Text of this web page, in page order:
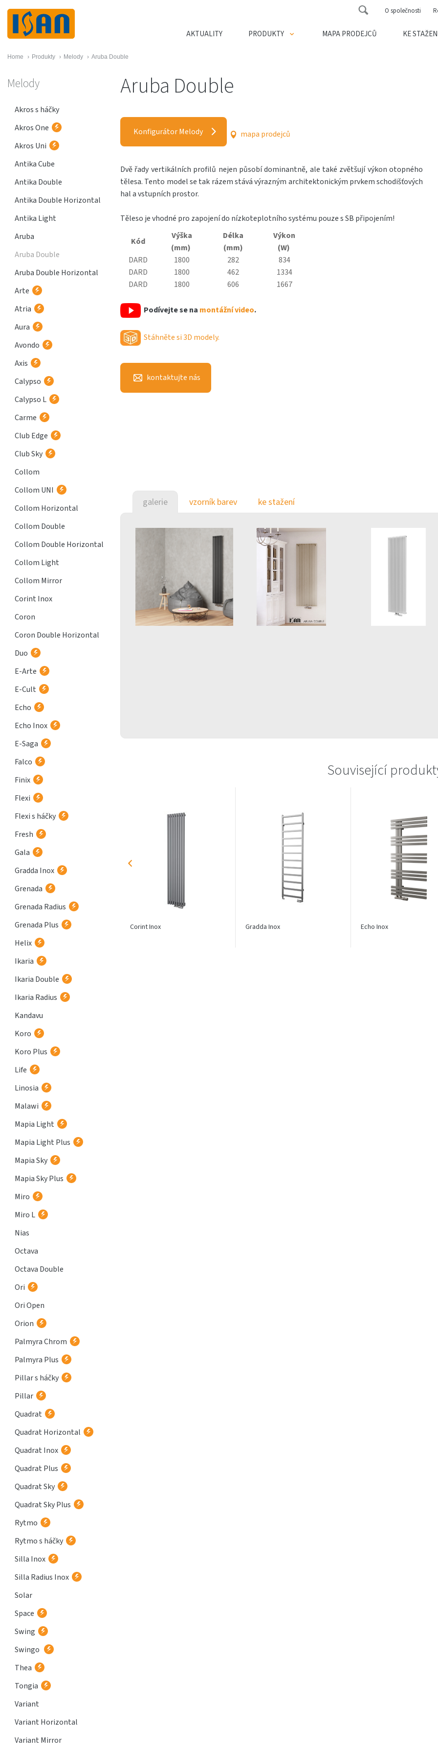
O společnosti
AKTUALITY PRODUKTY MAPA PRODEJCŮ KE
Home › Produkty › Melody › Aruba Double
Melody
Akros s háčky
Akros One
Akros Uni
Antika Cube
Antika Double
Antika Double Horizontal
Antika Light
Aruba
Aruba Double
Aruba Double Horizontal
Arte
Atria
Aura
Avondo
Axis
Calypso
Calypso L
Carme
Club Edge
Club Sky
Collom
Collom UNI
Collom Horizontal
Collom Double
Collom Double Horizontal
Collom Light
Collom Mirror
Corint Inox
Coron
Coron Double Horizontal
Duo
E-Arte
E-Cult
Echo
Echo Inox
E-Saga
Falco
Finix
Flexi
Flexi s háčky
Fresh
Gala
Gradda Inox
Grenada
Grenada Radius
Grenada Plus
Helix
Ikaria
Ikaria Double
Ikaria Radius
Kandavu
Koro
Koro Plus
Life
Linosia
Malawi
Mapia Light
Mapia Light Plus
Mapia Sky
Mapia Sky Plus
Miro
Miro L
Nias
Octava
Octava Double
Ori
Ori Open
Orion
Palmyra Chrom
Palmyra Plus
Pillar s háčky
Pillar
Quadrat
Quadrat Horizontal
Quadrat Inox
Quadrat Plus
Quadrat Sky
Quadrat Sky Plus
Rytmo
Rytmo s háčky
Silla Inox
Silla Radius Inox
Solar
Space
Swing
Swingo
Thea
Tongia
Variant
Variant Horizontal
Variant Mirror
Aruba Double
Konfigurátor Melody mapa prodejců
Dvě řady vertikálních profilů nejen působí dominantně, ale také zvětšují výkon otopného
tělesa. Tento model se tak rázem stává výrazným architektonickým prvkem schodišťových
hal a vstupních prostor.
Těleso je vhodné pro zapojení do nízkoteplotního systému pouze s SB připojením!
Kód
Výška
(mm)
Délka
(mm)
Výkon
(W)
DARD
1800 282
834
DARD
1800 462
1334
DARD
1800 606 1667
Podívejte se na montážní video.
Stáhněte si 3D modely.
kontaktujte nás
galerie vzorník barev ke stažení
Související
Atria Corint Inox Gradda Inox Echo Inox